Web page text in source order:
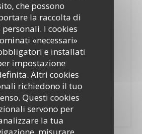
che possono
la raccolta di
I cookies
«necessari»
e installati
impostazione
Altri cookies
richiedono il tuo
Questi cookies
servono per
la tua
misurare